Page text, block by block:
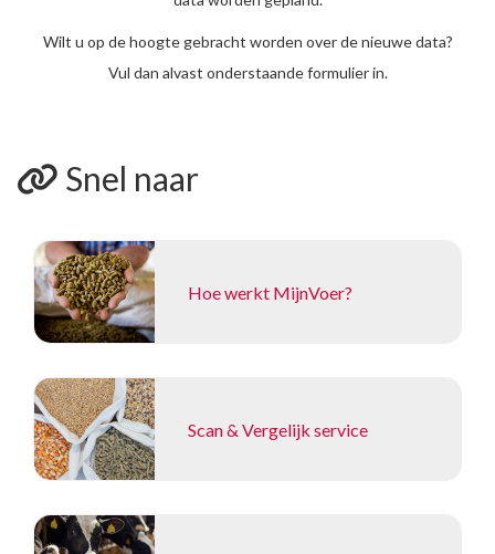
Wilt u op de hoogte gebracht worden over de nieuwe data?
Vul dan alvast onderstaande formulier in.
Snel naar
Hoe werkt MijnVoer?
Scan & Vergelijk service